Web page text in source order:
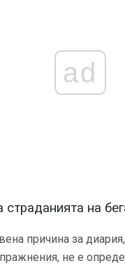
ad
страданията на
причина за
не е